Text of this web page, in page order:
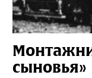
сыновья»